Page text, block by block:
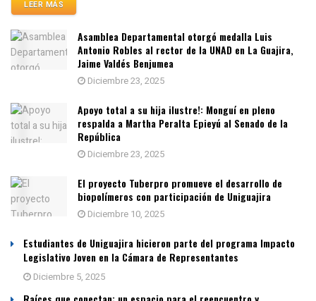
LEER MÁS
Asamblea Departamental otorgó medalla Luis
Antonio Robles al rector de la UNAD en La Guajira,
Jaime Valdés Benjumea
Diciembre 23, 2025
Apoyo total a su hija ilustre!: Monguí en pleno
respalda a Martha Peralta Epieyú al Senado de la
República
Diciembre 23, 2025
El proyecto Tuberpro promueve el desarrollo de
biopolímeros con participación de Uniguajira
Diciembre 10, 2025
Estudiantes de Uniguajira hicieron parte del programa Impacto
Legislativo Joven en la Cámara de Representantes
Diciembre 5, 2025